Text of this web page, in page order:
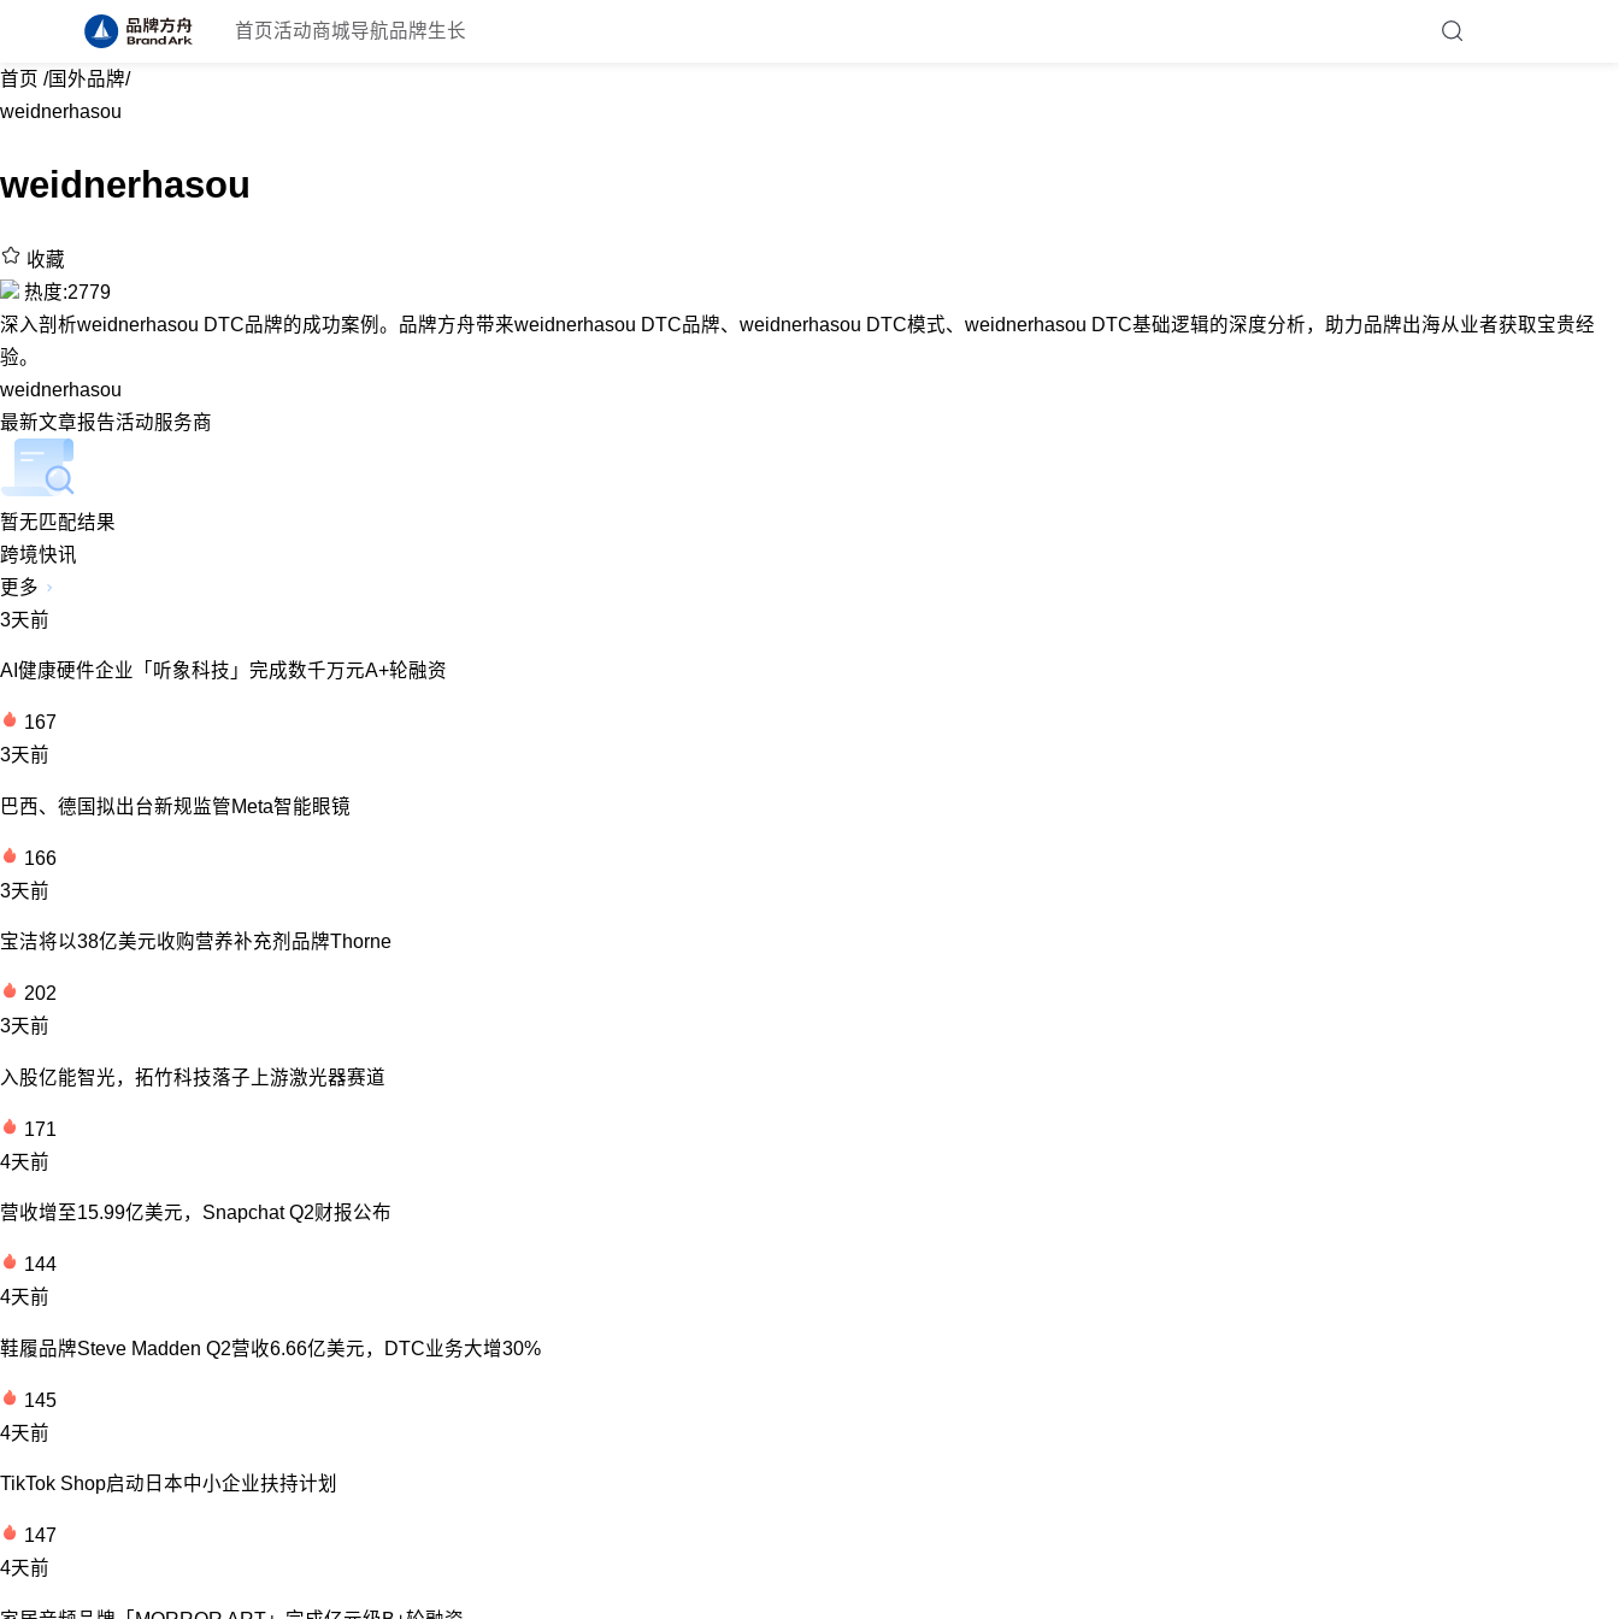
首页 活动商城导航品牌生长
首页 /国外品牌/
weidnerhasou
weidnerhasou
收藏
热度:2779
深入剖析weidnerhasou DTC品牌的成功案例。品牌方舟带来weidnerhasou DTC品牌、weidnerhasou DTC模式、weidnerhasou DTC基础逻辑的深度分析，助力品牌出海从业者获取宝贵经
验。
weidnerhasou
最新文章报告活动服务商
暂无匹配结果
跨境快讯
更多
3天前
AI健康硬件企业「听象科技」完成数千万元A+轮融资
167
3天前
巴西、德国拟出台新规监管Meta智能眼镜
166
3天前
宝洁将以38亿美元收购营养补充剂品牌Thorne
202
3天前
入股亿能智光，拓竹科技落子上游激光器赛道
171
4天前
营收增至15.99亿美元，Snapchat Q2财报公布
144
4天前
鞋履品牌Steve Madden Q2营收6.66亿美元，DTC业务大增30%
145
4天前
TikTok Shop启动日本中小企业扶持计划
147
4天前